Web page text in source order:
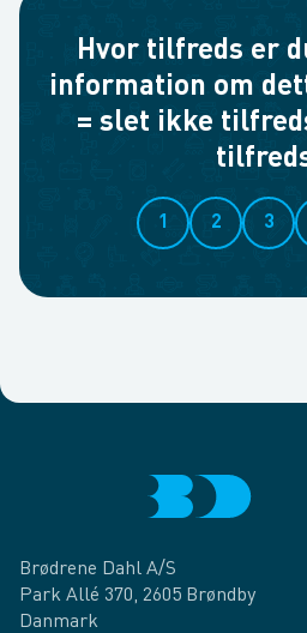
Hvor tilfreds er
information om
= slet ikke
1 2 3
Brødrene Dahl A/S
Park Allé 370, 2605 Brøndby
Danmark